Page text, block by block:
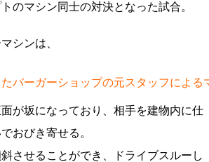
のマシン同士の対決となった試合。
シンは、
バーガーショップの元スタッフによる
が坂になっており、相手を建物内に仕
おびき寄せる。
させることができ、ドライブスルーし